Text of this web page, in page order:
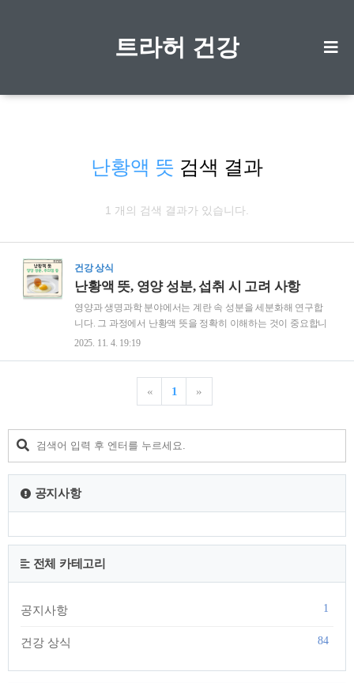
트라허 건강
난황액 뜻 검색 결과
1 개의 검색 결과가 있습니다.
건강 상식
난황액 뜻, 영양 성분, 섭취 시 고려 사항
영양과 생명과학 분야에서는 계란 속 성분을 세분화해 연구합
니다. 그 과정에서 난황액 뜻을 정확히 이해하는 것이 중요합니
다. 난황은 초기 생명 발달에 필요한 영양소가 집약된 조직이며,
어떤 연구가 있는지 정리하겠습니다.난황액 뜻난황액은 계란의
노른자에서 수분과 고형분을 분리하지 않고 균질화한 액상 형
균질한 액체로 만든 형태이며, 보존성 향상을 위해 냉장 또는 냉
동 처리가 이루어질 수 있습니다.영양 성분난황은 생명 유지에
2025. 11. 4. 19:19
« 1 »
공지사항
전체 카테고리
공지사항 1
건강 상식 84